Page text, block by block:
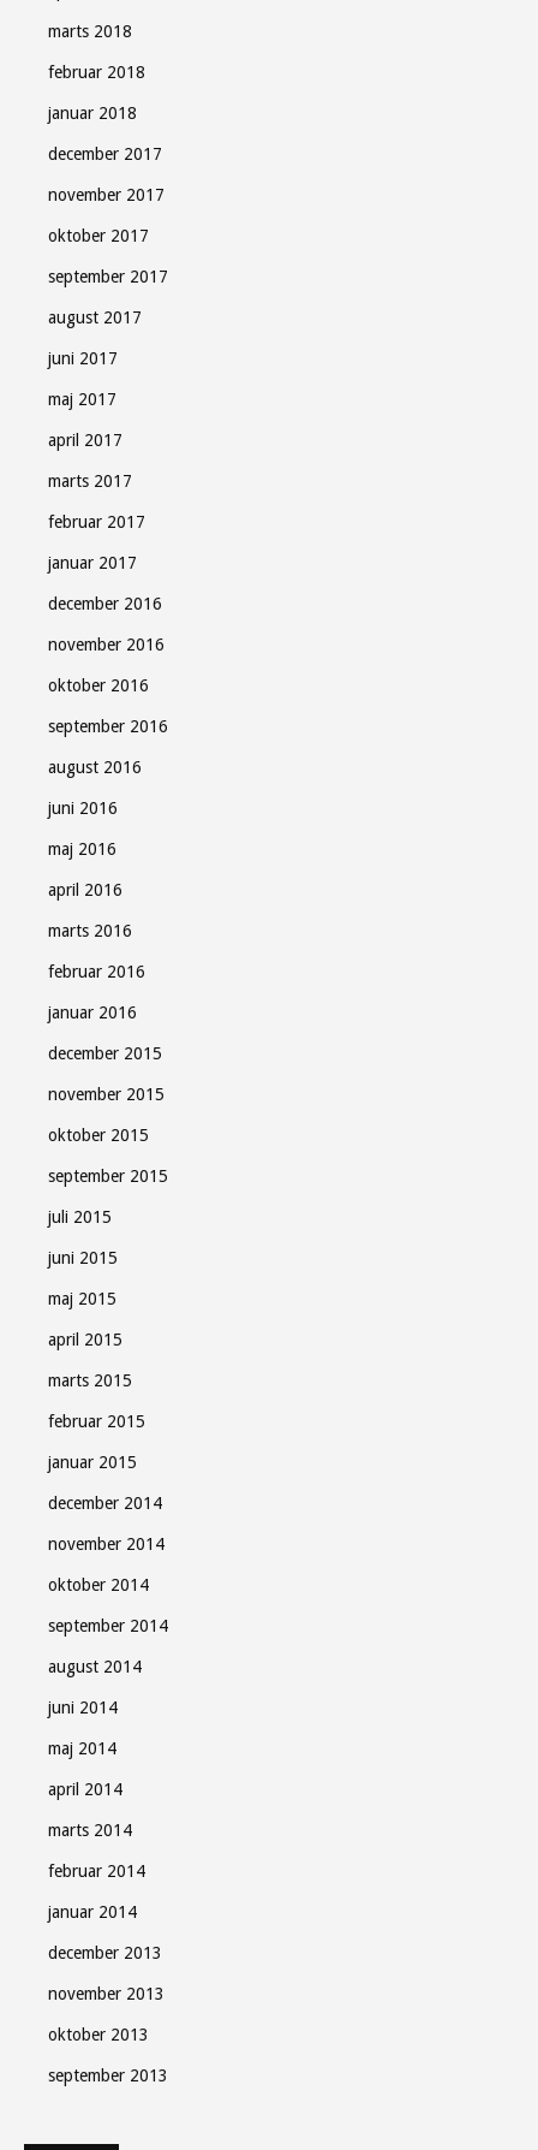
marts 2018
februar 2018
januar 2018
december 2017
november 2017
oktober 2017
september 2017
august 2017
juni 2017
maj 2017
april 2017
marts 2017
februar 2017
januar 2017
december 2016
november 2016
oktober 2016
september 2016
august 2016
juni 2016
maj 2016
april 2016
marts 2016
februar 2016
januar 2016
december 2015
november 2015
oktober 2015
september 2015
juli 2015
juni 2015
maj 2015
april 2015
marts 2015
februar 2015
januar 2015
december 2014
november 2014
oktober 2014
september 2014
august 2014
juni 2014
maj 2014
april 2014
marts 2014
februar 2014
januar 2014
december 2013
november 2013
oktober 2013
september 2013